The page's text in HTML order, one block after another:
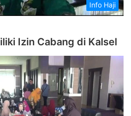
Info Haji
Izin Cabang di Kalsel